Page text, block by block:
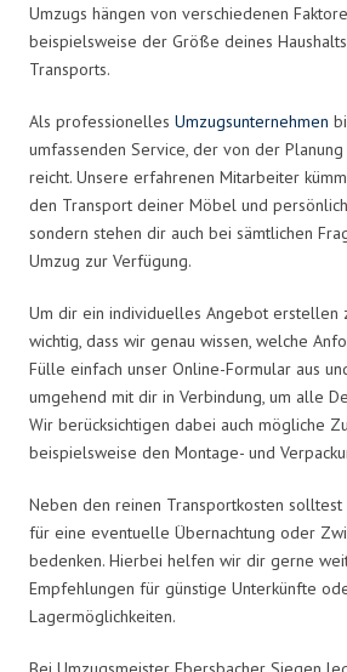
Umzugs hängen von verschiedenen
beispielsweise der Größe deines
Transports.
Als professionelles Umzugsunternehmen
umfassenden Service, der von der
reicht. Unsere erfahrenen Mitarbeiter
den Transport deiner Möbel und
sondern stehen dir auch bei sämtlichen
Umzug zur Verfügung.
Um dir ein individuelles Angebot erstellen
wichtig, dass wir genau wissen, welche
Fülle einfach unser Online-Formular aus
umgehend mit dir in Verbindung, um alle
Wir berücksichtigen dabei auch mögliche
beispielsweise den Montage- und
Neben den reinen Transportkosten solltest
für eine eventuelle Übernachtung oder
bedenken. Hierbei helfen wir dir gerne
Empfehlungen für günstige Unterkünfte
Lagermöglichkeiten.